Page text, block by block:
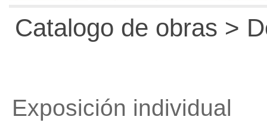
Catalogo de obras >
Exposición individual